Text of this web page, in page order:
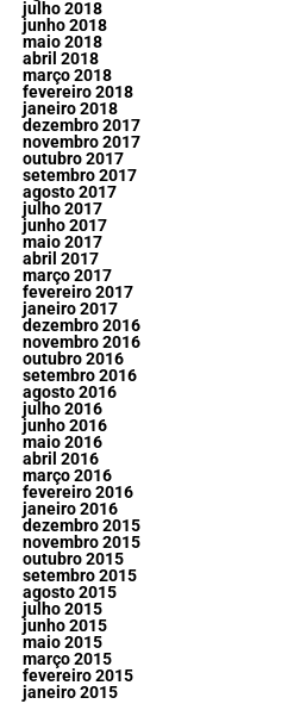
julho 2018
junho 2018
maio 2018
abril 2018
março 2018
fevereiro 2018
janeiro 2018
dezembro 2017
novembro 2017
outubro 2017
setembro 2017
agosto 2017
julho 2017
junho 2017
maio 2017
abril 2017
março 2017
fevereiro 2017
janeiro 2017
dezembro 2016
novembro 2016
outubro 2016
setembro 2016
agosto 2016
julho 2016
junho 2016
maio 2016
abril 2016
março 2016
fevereiro 2016
janeiro 2016
dezembro 2015
novembro 2015
outubro 2015
setembro 2015
agosto 2015
julho 2015
junho 2015
maio 2015
março 2015
fevereiro 2015
janeiro 2015